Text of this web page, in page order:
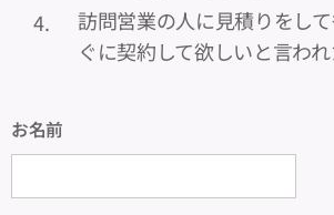
訪問営業の人に見積りをし
ぐに契約して欲しいと言われ
お名前